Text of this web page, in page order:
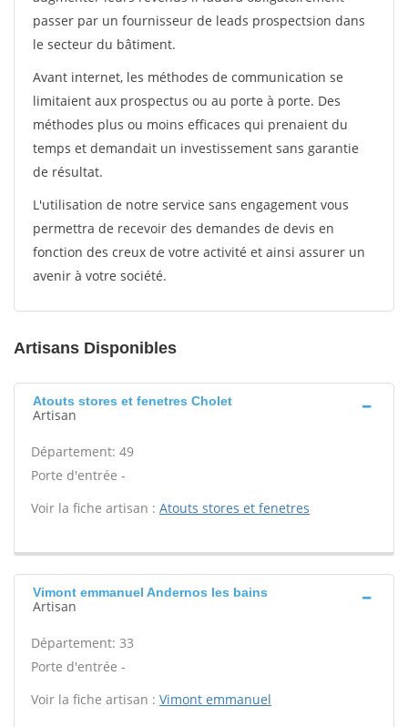
passer par un fournisseur de leads prospectsion dans
le secteur du bâtiment.
Avant internet, les méthodes de communication se
limitaient aux prospectus ou au porte à porte. Des
méthodes plus ou moins efficaces qui prenaient du
temps et demandait un investissement sans garantie
de résultat.
L'utilisation de notre service sans engagement vous
permettra de recevoir des demandes de devis en
fonction des creux de votre activité et ainsi assurer un
avenir à votre société.
Artisans Disponibles
Atouts stores et fenetres Cholet
Artisan
Département: 49
Porte d'entrée -
Voir la fiche artisan : Atouts stores et fenetres
Vimont emmanuel Andernos les bains
Artisan
Département: 33
Porte d'entrée -
Voir la fiche artisan : Vimont emmanuel